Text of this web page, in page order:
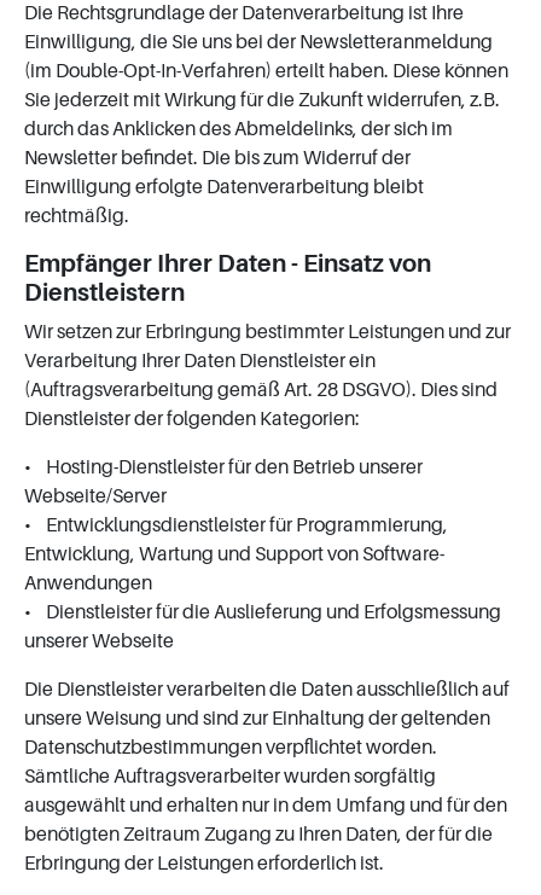
Die Rechtsgrundlage der Datenverarbeitung ist Ihre
Einwilligung, die Sie uns bei der Newsletteranmeldung
(im Double-Opt-In-Verfahren) erteilt haben. Diese können
Sie jederzeit mit Wirkung für die Zukunft widerrufen, z.B.
durch das Anklicken des Abmeldelinks, der sich im
Newsletter befindet. Die bis zum Widerruf der
Einwilligung erfolgte Datenverarbeitung bleibt
rechtmäßig.
Empfänger Ihrer Daten - Einsatz von
Dienstleistern
Wir setzen zur Erbringung bestimmter Leistungen und zur
Verarbeitung Ihrer Daten Dienstleister ein
(Auftragsverarbeitung gemäß Art. 28 DSGVO). Dies sind
Dienstleister der folgenden Kategorien:
• Hosting-Dienstleister für den Betrieb unserer
Webseite/Server
• Entwicklungsdienstleister für Programmierung,
Entwicklung, Wartung und Support von Software-
Anwendungen
• Dienstleister für die Auslieferung und Erfolgsmessung
unserer Webseite
Die Dienstleister verarbeiten die Daten ausschließlich auf
unsere Weisung und sind zur Einhaltung der geltenden
Datenschutzbestimmungen verpflichtet worden.
Sämtliche Auftragsverarbeiter wurden sorgfältig
ausgewählt und erhalten nur in dem Umfang und für den
benötigten Zeitraum Zugang zu Ihren Daten, der für die
Erbringung der Leistungen erforderlich ist.